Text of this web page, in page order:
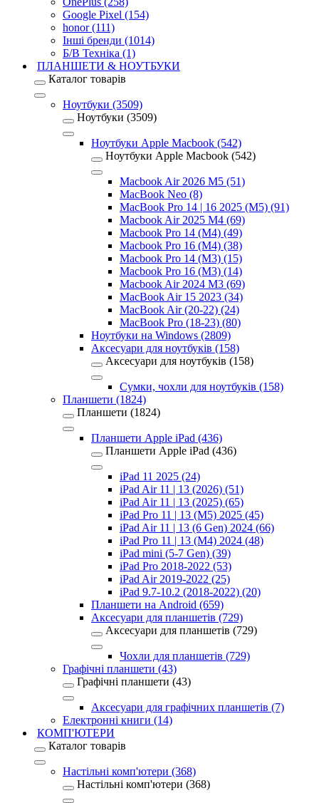
Google Pixel (154)
honor (111)
Інші бренди (1014)
Б/В Техніка (1)
ПЛАНШЕТИ & НОУТБУКИ
Каталог товарів
Ноутбуки (3509)
Ноутбуки (3509)
Ноутбуки Apple Macbook (542)
Ноутбуки Apple Macbook (542)
Macbook Air 2026 M5 (51)
MacBook Neo (8)
MacBook Pro 14 | 16 2025 (M5) (91)
Macbook Air 2025 M4 (69)
Macbook Pro 14 (M4) (49)
Macbook Pro 16 (M4) (38)
Macbook Pro 14 (M3) (15)
Macbook Pro 16 (M3) (14)
Macbook Air 2024 M3 (69)
MacBook Air 15 2023 (34)
MacBook Air (20-22) (24)
MacBook Pro (18-23) (80)
Ноутбуки на Windows (2809)
Аксесуари для ноутбуків (158)
Аксесуари для ноутбуків (158)
Сумки, чохли для ноутбуків (158)
Планшети (1824)
Планшети (1824)
Планшети Apple iPad (436)
Планшети Apple iPad (436)
iPad 11 2025 (24)
iPad Air 11 | 13 (2026) (51)
iPad Air 11 | 13 (2025) (65)
iPad Pro 11 | 13 (M5) 2025 (45)
iPad Air 11 | 13 (6 Gen) 2024 (66)
iPad Pro 11 | 13 (M4) 2024 (48)
iPad mini (5-7 Gen) (39)
iPad Pro 2018-2022 (53)
iPad Air 2019-2022 (25)
iPad 9.7-10.2 (2018-2022) (20)
Планшети на Android (659)
Аксесуари для планшетів (729)
Аксесуари для планшетів (729)
Чохли для планшетів (729)
Графічні планшети (43)
Графічні планшети (43)
Аксесуари для графічних планшетів (7)
Електронні книги (14)
КОМП'ЮТЕРИ
Каталог товарів
Настільні комп'ютери (368)
Настільні комп'ютери (368)